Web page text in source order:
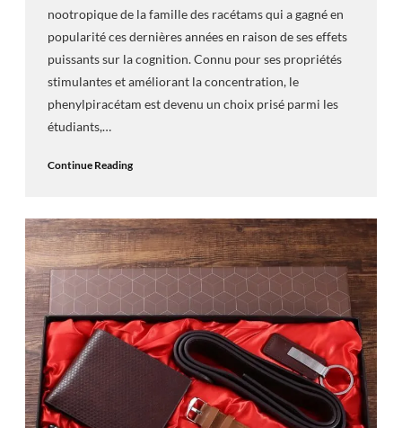
nootropique de la famille des racétams qui a gagné en
popularité ces dernières années en raison de ses effets
puissants sur la cognition. Connu pour ses propriétés
stimulantes et améliorant la concentration, le
phenylpiracétam est devenu un choix prisé parmi les
étudiants,…
Continue Reading